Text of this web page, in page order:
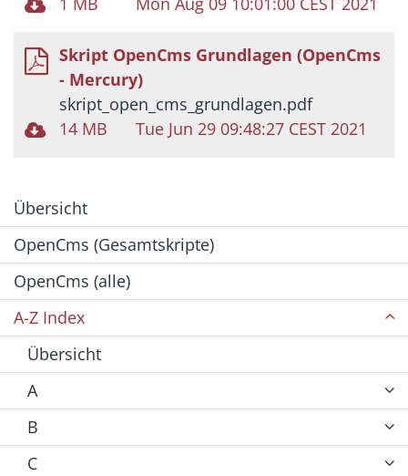
Skript OpenCms Grundlagen (OpenCms
- Mercury)
skript_open_cms_grundlagen.pdf
14 MB
Tue Jun 29 09:48:27 CEST 2021
Übersicht
OpenCms (Gesamtskripte)
OpenCms (alle)
A-Z Index
Übersicht
A
B
C